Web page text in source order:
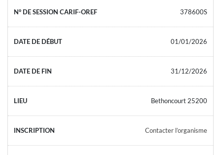
378600S
01/01/2026
31/12/2026
Bethoncourt 25200
Contacter l’organisme